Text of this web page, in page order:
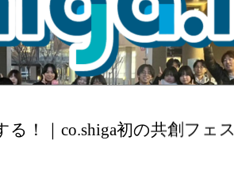
！｜co.shiga初の共創フェス
– 滋賀で共創を聞く・見る・
ティバル-」 について！